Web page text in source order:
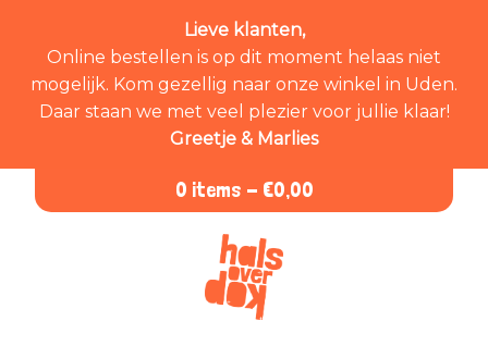
Lieve klanten,
Online bestellen is op dit moment helaas niet
mogelijk. Kom gezellig naar onze winkel in Uden.
Daar staan we met veel plezier voor jullie klaar!
Greetje & Marlies
0 items - €0,00